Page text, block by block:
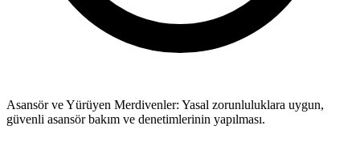
Asansör ve Yürüyen Merdivenler: Yasal zorunluluklara uygun,
güvenli asansör bakım ve denetimlerinin yapılması.